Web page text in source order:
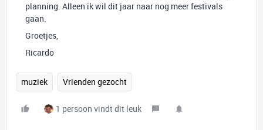
planning. Alleen ik wil dit jaar naar nog meer festivals
gaan.
Groetjes,
Ricardo
muziek Vrienden gezocht
1 persoon vindt dit leuk